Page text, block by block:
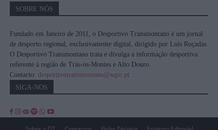
SOBRE NÓS
Fundado em Janeiro de 2011, o Desportivo Transmontano é um jornal
de desporto regional, exclusivamente digital, dirigido por Luís Roçadas.
O Desportivo Transmontano trata e divulga a informação desportiva
referente à região de Trás-os-Montes e Alto Douro.
Contacto: desportivotransmontano@sapo.pt
SIGA-NOS